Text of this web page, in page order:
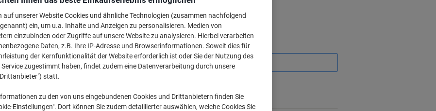
€ 1,29 pro Pack
€ 1,55 inkl. USt
Menge exkl. USt
1 € 1,49
3+ Pack € 1,29 -13%
auf unserer Website Cookies und ähnliche Technologien (zusammen nachfolgend
ein, um u.a. Inhalte und Anzeigen zu personalisieren. Medien von
einzubinden oder Zugriffe auf unsere Website zu analysieren. Hierbei verarbeiten
Daten, z.B. Ihre IP-Adresse und Browserinformationen. Soweit dies für
der Kernfunktionalität der Website erforderlich ist oder Sie der Nutzung des
Service zugestimmt haben, findet zudem eine Datenverarbeitung durch unsere
statt.
zu den von uns eingebundenen Cookies und Drittanbietern finden Sie
Einstellungen". Dort können Sie zudem detaillierter auswählen, welche Cookies Sie